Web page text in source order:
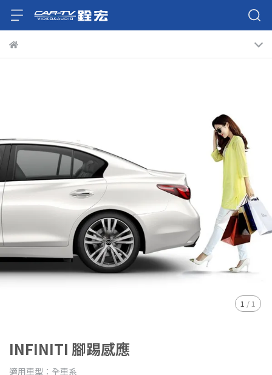
1 / 1
INFINITI 腳踢感應
適用車型：全車系